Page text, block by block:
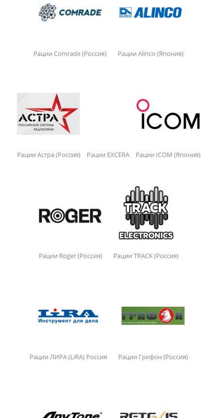
Рации Comrade (Россия) Рации Alinco (Япония)
Рации Астра (Россия) Рации EXCERA Рации ICOM (Япония)
Рации Roger (Россия) Рации TRACK (Россия)
Рации ЛИРА (LiRA) Россия Рации Грифон (Россия)